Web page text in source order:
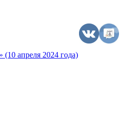
апреля 2024 года)